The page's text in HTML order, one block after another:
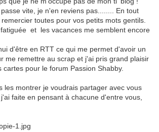
vite, je n'en reviens pas........ En tout
toutes pour vos petits mots gentils.
et les vacances me semblent encore
d'être en RTT ce qui me permet d'avoir un
me remettre au scrap et j'ai pris grand plaisir
cartes pour le forum Passion Shabby.
les montrer je voudrais partager avec vous
faite en pensant à chacune d'entre vous,